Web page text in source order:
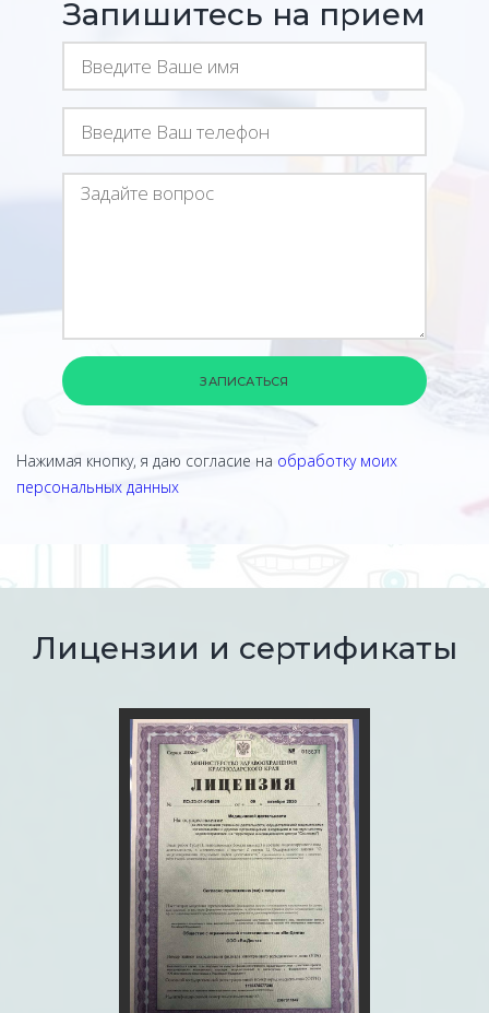
Запишитесь на прием
ЗАПИСАТЬСЯ
Нажимая кнопку, я даю согласие на обработку моих
персональных данных
Лицензии и сертификаты